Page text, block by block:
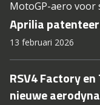
MotoGP-aero voor
Aprilia
13 februari 2026
RSV4 Factory
nieuwe